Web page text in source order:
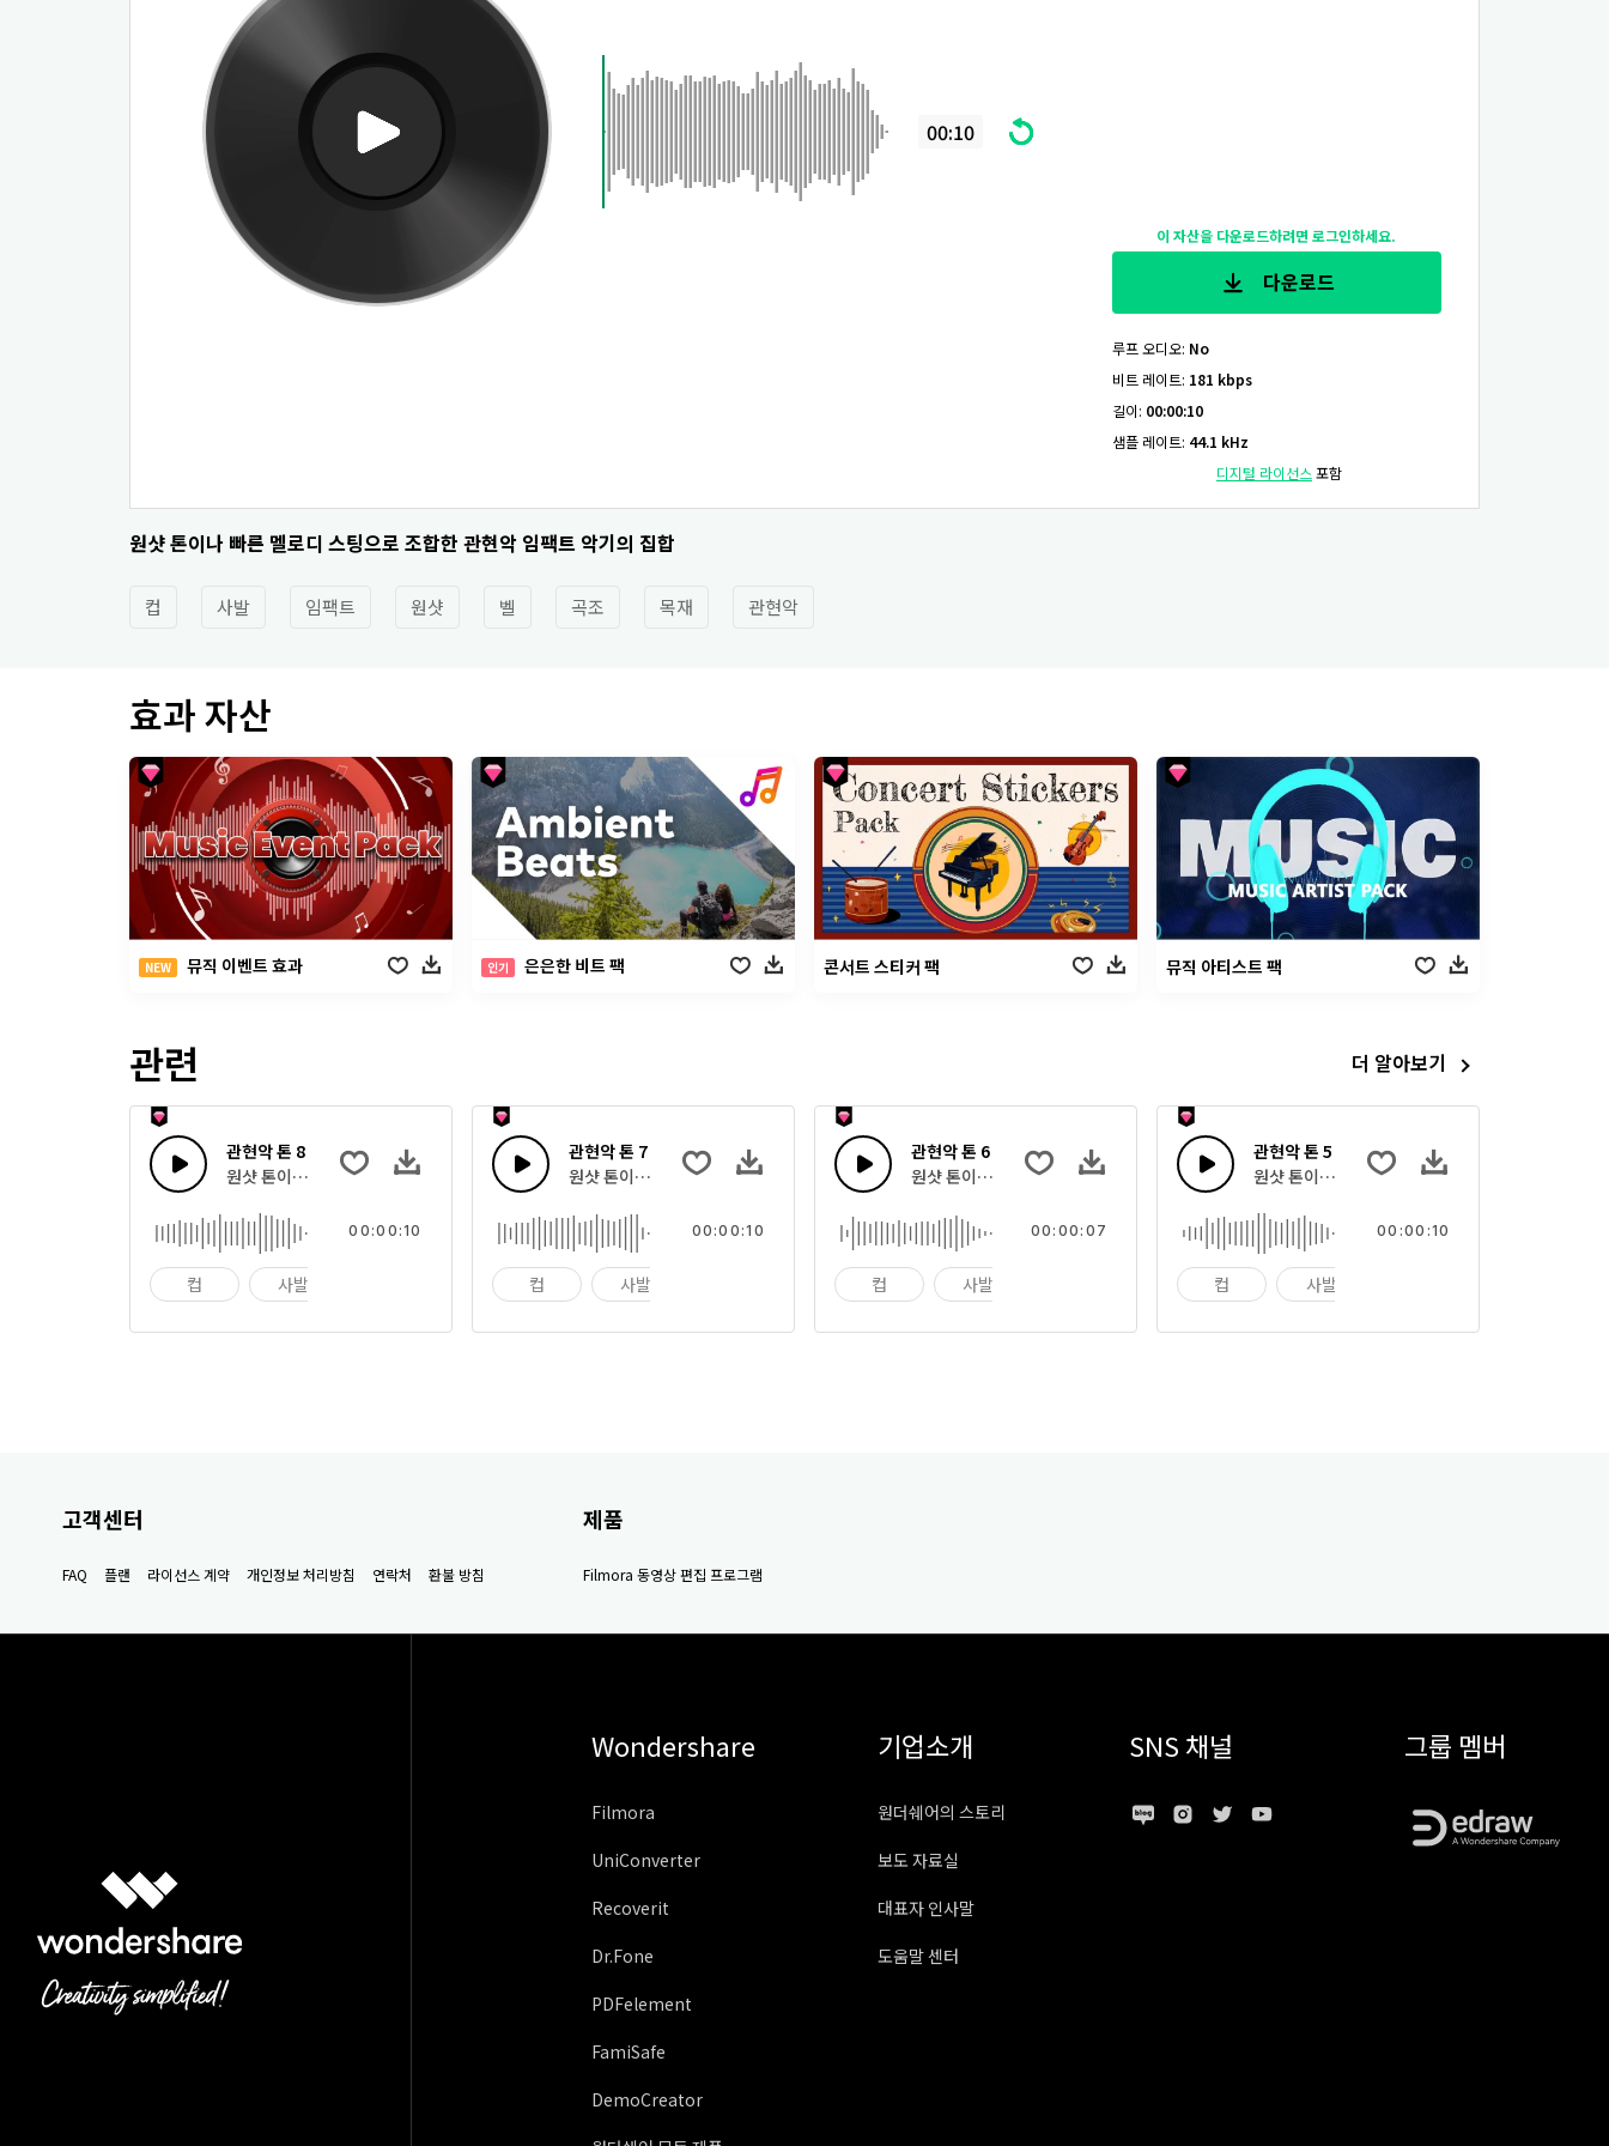
00:10
이 자산을 다운로드하려면 로그인하세요.
다운로드
루프 오디오: No
비트 레이트: 181 kbps
길이: 00:00:10
샘플 레이트: 44.1 kHz
디지털 라이선스 포함
원샷 톤이나 빠른 멜로디 스팅으로 조합한 관현악 임팩트 악기의 집합
컵 사발 임팩트 원샷 벨 곡조 목재 관현악
효과 자산
NEW 뮤직 이벤트 효과 인기 은은한 비트 팩 콘서트 스티커 팩 뮤직 아티스트 팩
관련 더 알아보기
관현악 톤 8
원샷 톤이나 빠른 멜로디 스팅으로 조합한 관현악 임팩트 악기의 집합
컵 사발
00:00:10
관현악 톤 7
원샷 톤이나 빠른 멜로디 스팅으로 조합한 관현악 임팩트 악기의 집합
컵 사발
00:00:10
관현악 톤 6
원샷 톤이나 빠른 멜로디 스팅으로 조합한 관현악 임팩트 악기의 집합
컵 사발
00:00:07
관현악 톤 5
원샷 톤이나 빠른 멜로디 스팅으로 조합한 관현악
컵 사발
00:00:10
고객센터
FAQ 플랜 라이선스 계약 개인정보 처리방침 연락처 환불 방침
제품
Filmora 동영상 편집 프로그램
Wondershare
Filmora
UniConverter
Recoverit
Dr.Fone
PDFelement
FamiSafe
DemoCreator
기업소개
원더쉐어의 스토리
보도 자료실
대표자 인사말
도움말 센터
SNS 채널 그룹 멤버